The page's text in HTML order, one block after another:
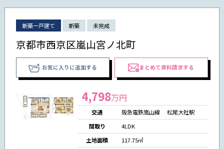
新築一戸建て 新築 未完成
京都市西京区嵐山宮ノ北町
お気に入りに追加する まとめて資料請求する
4,798万円
交通
阪急電鉄嵐山線 松尾大社駅
間取り
4LDK
土地面積
117.75㎡